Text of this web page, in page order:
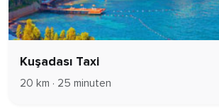
Kuşadası Taxi
20 km · 25 minuten